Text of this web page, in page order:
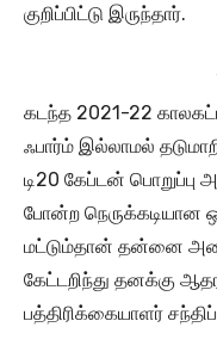
குறிப்பிட்டு இருந்தார்.
கடந்த 2021-22
ஃபார்ம் இல்லாமல்
டி20 கேப்டன் பொறுப்பு
போன்ற நெருக்கடியான
மட்டும்தான் தன்னை
கேட்டறிந்து தனக்கு
பத்திரிக்கையாளர்